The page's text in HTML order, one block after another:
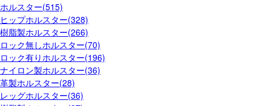
ホルスター(515)
ヒップホルスター(328)
樹脂製ホルスター(266)
ロック無しホルスター(70)
ロック有りホルスター(196)
ナイロン製ホルスター(36)
革製ホルスター(28)
レッグホルスター(36)